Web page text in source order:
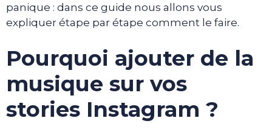
panique : dans ce guide nous allons vous
expliquer étape par étape comment le faire.
Pourquoi ajouter de la
musique sur vos
stories Instagram ?